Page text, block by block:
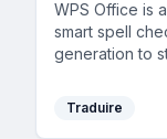
WPS Office is
smart spell
generation to
Traduire